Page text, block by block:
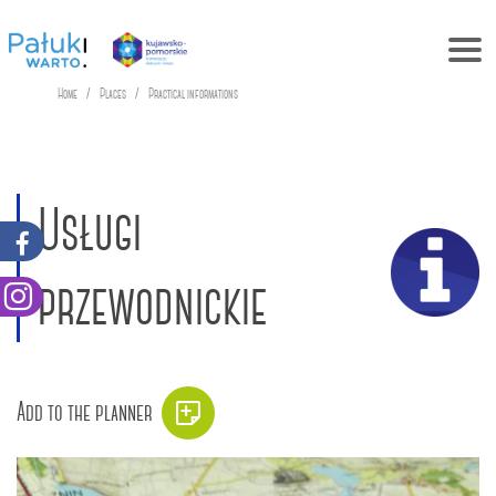
Home Places Practical informations
Usługi
przewodnickie
Add to the planner